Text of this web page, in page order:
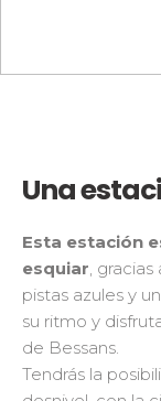
Una
Esta estación
esquiar,
pistas azules y
su ritmo y
de Bessans.
Tendrás la